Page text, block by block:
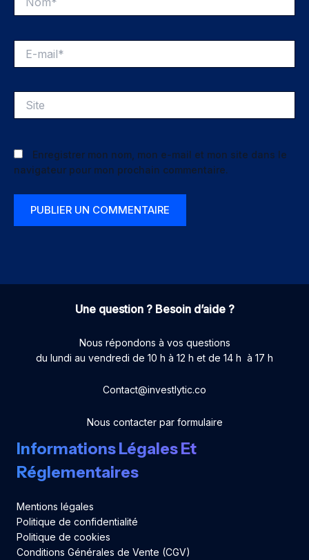
mail*
Enregistrer mon nom, mon e-mail et mon site dans le
navigateur pour mon prochain commentaire.
Une question ? Besoin d’aide ?
Nous répondons à vos questions
du lundi au vendredi de 10 h à 12 h et de 14 h à 17 h
Contact@investlytic.co
Nous contacter par formulaire
Informations Légales Et
Réglementaires
Mentions légales
Politique de confidentialité
Politique de cookies
Conditions Générales de Vente (CGV)